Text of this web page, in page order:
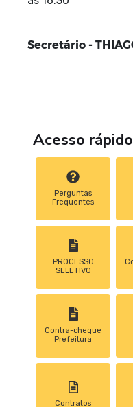
Secretário -
Acesso rápido
Perguntas
Frequentes
PROCESSO
SELETIVO
Contra-cheque
Prefeitura
Contratos